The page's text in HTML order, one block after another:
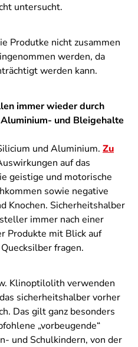
untersucht.
Produtke nicht zusammen
werden, da
werden kann.
immer wieder durch
und Bleigehalte
und Aluminium. Zu
auf das
geistige und motorische
sowie negative
Knochen. Sicherheitshalber
immer nach einer
Produkte mit Blick auf
fragen.
Klinoptilolith verwenden
sicherheitshalber vorher
Das gilt ganz besonders
„vorbeugende“
und Schulkindern, von der